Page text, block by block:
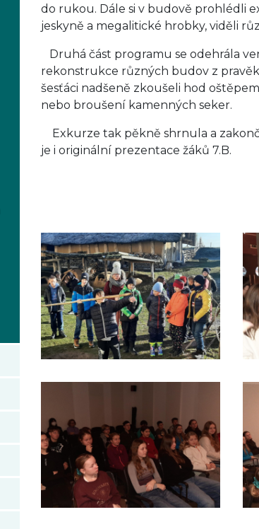
do rukou. Dále si v budově prohlédli
jeskyně a megalitické hrobky, viděli
Druhá část programu se odehrála
rekonstrukce různých budov z
šesťáci nadšeně zkoušeli hod
nebo broušení kamenných seker.
Exkurze tak pěkně shrnula a
je i originální prezentace žáků 7.B.